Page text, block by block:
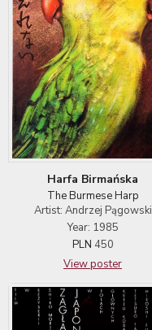
Harfa Birmańska
The Burmese Harp
Artist: Andrzej Pągowski
Year: 1985
PLN 450
View poster